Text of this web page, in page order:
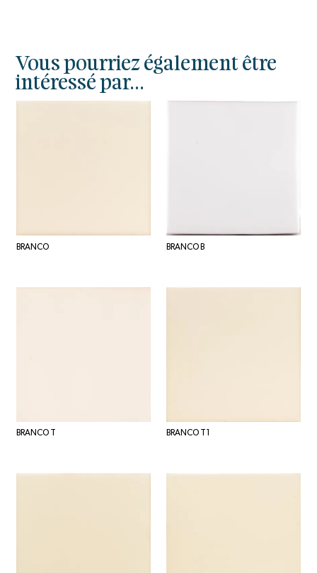
Vous pourriez également être
intéressé par...
BRANCO BRANCO B
BRANCO T BRANCO T1